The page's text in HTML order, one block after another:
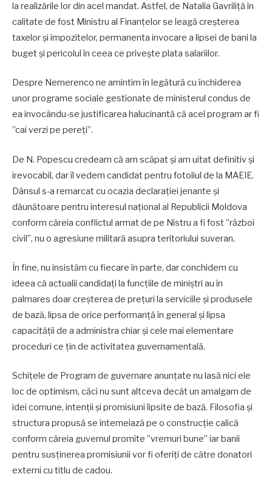
la realizările lor din acel mandat. Astfel, de Natalia Gavriliță în
calitate de fost Ministru al Finanțelor se leagă creșterea
taxelor și impozitelor, permanenta invocare a lipsei de bani la
buget și pericolul în ceea ce privește plata salariilor.
Despre Nemerenco ne amintim în legătură cu închiderea
unor programe sociale gestionate de ministerul condus de
ea invocându-se justificarea halucinantă că acel program ar fi
”cai verzi pe pereți”.
De N. Popescu credeam că am scăpat și am uitat definitiv și
irevocabil, dar îl vedem candidat pentru fotoliul de la MAEIE.
Dânsul s-a remarcat cu ocazia declarației jenante și
dăunătoare pentru interesul național al Republicii Moldova
conform căreia conflictul armat de pe Nistru a fi fost ”război
civil”, nu o agresiune militară asupra teritoriului suveran.
În fine, nu insistăm cu fiecare în parte, dar conchidem cu
ideea că actualii candidați la funcțiile de miniștri au în
palmares doar creșterea de prețuri la serviciile și produsele
de bază, lipsa de orice performanță în general și lipsa
capacității de a administra chiar și cele mai elementare
proceduri ce țin de activitatea guvernamentală.
Schițele de Program de guvernare anunțate nu lasă nici ele
loc de optimism, căci nu sunt altceva decât un amalgam de
idei comune, intenții și promisiuni lipsite de bază. Filosofia și
structura propusă se întemeiază pe o construcție calică
conform căreia guvernul promite ”vremuri bune” iar banii
pentru susținerea promisiunii vor fi oferiți de către donatori
externi cu titlu de cadou.